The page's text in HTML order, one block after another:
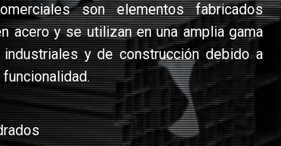
son elementos fabricados
acero y se utilizan en una amplia gama
y de construcción debido a